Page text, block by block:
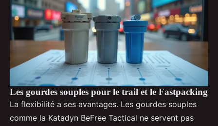
Les gourdes souples pour le trail et le Fastpacking
La flexibilité a ses avantages. Les gourdes souples
comme la Katadyn BeFree Tactical ne servent pas